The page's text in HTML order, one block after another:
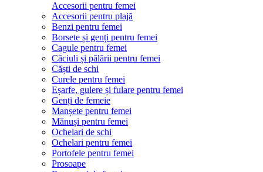
Accesorii pentru femei
Accesorii pentru plajă
Benzi pentru femei
Borsete și genți pentru femei
Cagule pentru femei
Căciuli și pălării pentru femei
Căști de schi
Curele pentru femei
Eșarfe, gulere și fulare pentru femei
Genți de femeie
Manșete pentru femei
Mănuși pentru femei
Ochelari de schi
Ochelari pentru femei
Portofele pentru femei
Prosoape